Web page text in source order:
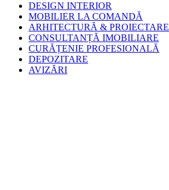
DESIGN INTERIOR
MOBILIER LA COMANDĂ
ARHITECTURĂ & PROIECTARE
CONSULTANȚĂ IMOBILIARE
CURĂȚENIE PROFESIONALĂ
DEPOZITARE
AVIZĂRI